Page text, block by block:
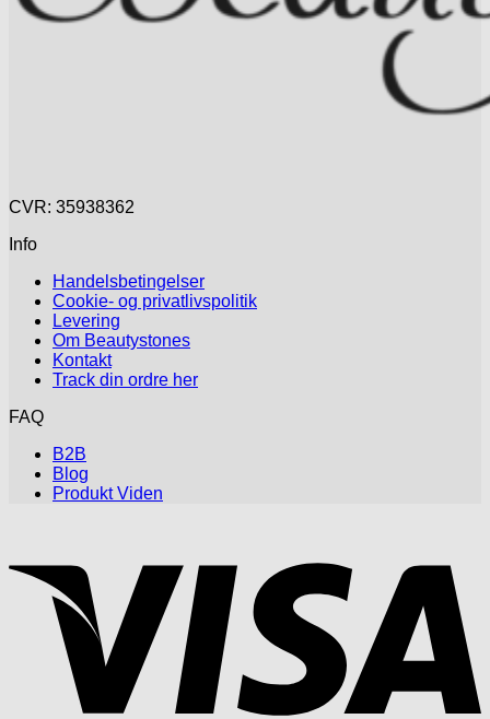
CVR: 35938362
Info
Handelsbetingelser
Cookie- og privatlivspolitik
Levering
Om Beautystones
Kontakt
Track din ordre her
FAQ
B2B
Blog
Produkt Viden